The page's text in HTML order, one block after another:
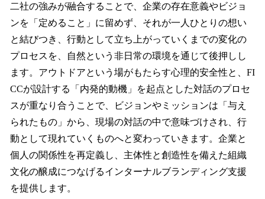
二社の強みが融合することで、企業の存在意義やビジョ
ンを「定めること」に留めず、それが一人ひとりの想い
と結びつき、行動として立ち上がっていくまでの変化の
プロセスを、自然という非日常の環境を通じて後押しし
ます。アウトドアという場がもたらす心理的安全性と、FI
CCが設計する「内発的動機」を起点とした対話のプロセ
スが重なり合うことで、ビジョンやミッションは「与え
られたもの」から、現場の対話の中で意味づけされ、行
動として現れていくものへと変わっていきます。企業と
個人の関係性を再定義し、主体性と創造性を備えた組織
文化の醸成につなげるインターナルブランディング支援
を提供します。